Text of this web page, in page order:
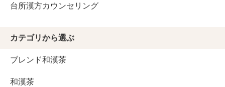
台所漢方カウンセリング
カテゴリから選ぶ
ブレンド和漢茶
和漢茶